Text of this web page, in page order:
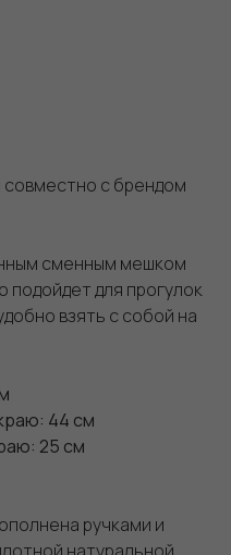
с брендом
сменным мешком
подойдет для прогулок
взять с собой на
44 см
25 см
ручками и